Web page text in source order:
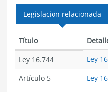
Legislación relacionada
Título
Ley 16.744
Ley
Artículo 5
Ley